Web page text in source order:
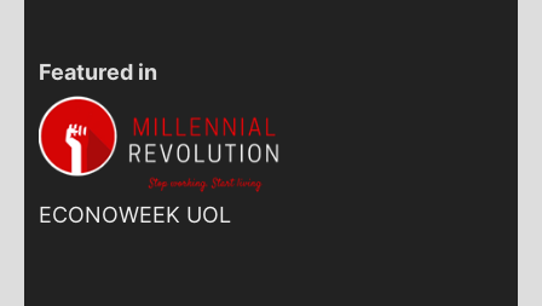
Featured in
ECONOWEEK UOL